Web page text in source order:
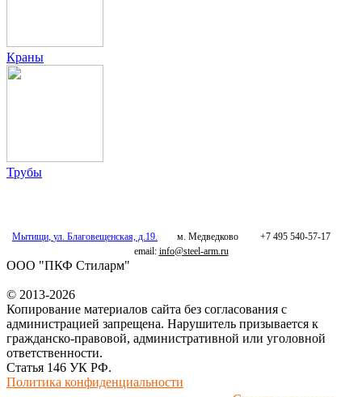
Краны
Трубы
Мытищи, ул. Благовещенская, д.19. м. Медведково
+7 495 540-57-17
email: info@steel-arm.ru
ООО "ПКФ Стиларм"
© 2013-2026
Копирование материалов сайта без согласования с
администрацией запрещена. Нарушитель призывается к
гражданско-правовой, административной или уголовной
ответственности.
Статья 146 УК РФ.
Политика конфиденциальности